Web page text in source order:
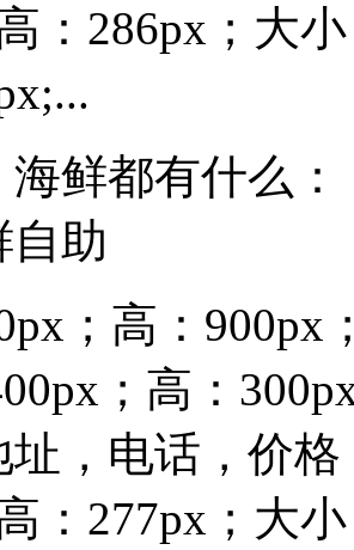
：286px；大
海鲜都有什么
自助
；高：900px
；高：
址，电话，价
：277px；大